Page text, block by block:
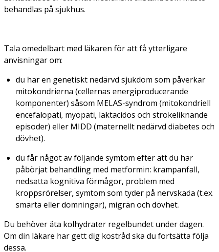
behandlas på sjukhus.
Tala omedelbart med läkaren för att få ytterligare
anvisningar om:
du har en genetiskt nedärvd sjukdom som påverkar
mitokondrierna (cellernas energiproducerande
komponenter) såsom MELAS-syndrom (mitokondriell
encefalopati, myopati, laktacidos och strokeliknande
episoder) eller MIDD (maternellt nedärvd diabetes och
dövhet).
du får något av följande symtom efter att du har
påbörjat behandling med metformin: krampanfall,
nedsatta kognitiva förmågor, problem med
kroppsrörelser, symtom som tyder på nervskada (t.ex.
smärta eller domningar), migrän och dövhet.
Du behöver äta kolhydrater regelbundet under dagen.
Om din läkare har gett dig kostråd ska du fortsätta följa
dessa.